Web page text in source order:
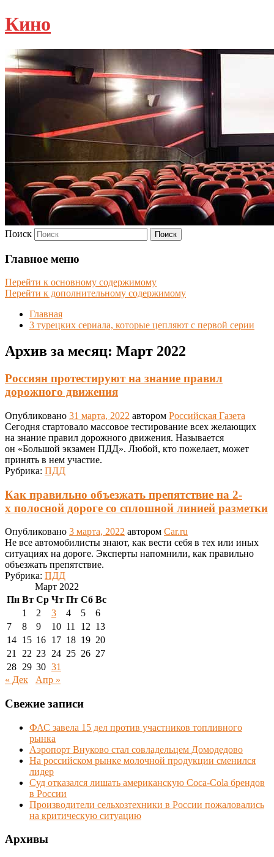
Кино
Поиск
Главное меню
Перейти к основному содержимому
Перейти к дополнительному содержимому
Главная
3 турецких сериала, которые цепляют с первой серии
Архив за месяц: Март 2022
Россиян протестируют на знание правил
дорожного движения
Опубликовано 31 марта, 2022 автором Российская Газета
Сегодня стартовало массовое тестирование всех желающих
на знание правил дорожного движения. Называется
он «Большой экзамен ПДД». Любой, кто пожелает, может
принять в нем участие.
Рубрика: ПДД
Как правильно объезжать препятствие на 2-
х полосной дороге со сплошной линией разметки
Опубликовано 3 марта, 2022 автором Car.ru
Не все автомобилисты знают, как вести себя в тех или иных
ситуациях на дороге. Эксперты напомнили, как правильно
объезжать препятствие.
Рубрика: ПДД
Март 2022
Пн Вт Ср Чт Пт Сб Вс
1
2 3 4 5
6
7
8 9 10 11 12 13
14 15 16 17 18 19 20
21
22 23 24 25 26 27
28 29 30 31
« Дек
Апр »
Свежие записи
ФАС завела 15 дел против участников топливного
рынка
Аэропорт Внуково стал совладельцем Домодедово
На российском рынке молочной продукции сменился
лидер
Суд отказался лишать американскую Coca-Cola брендов
в России
Производители сельхозтехники в России пожаловались
на критическую ситуацию
Архивы